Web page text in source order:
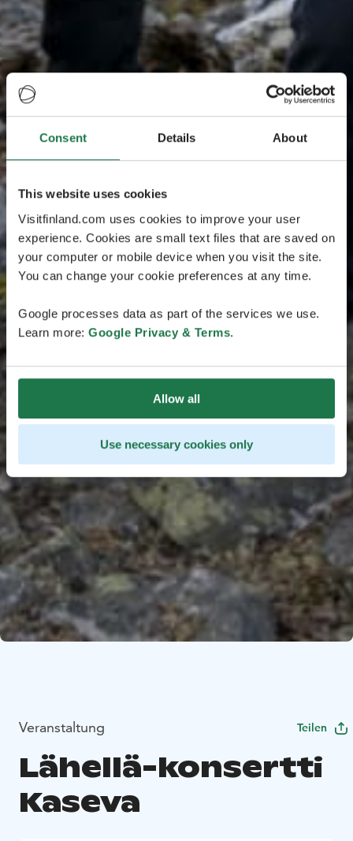
Consent Details About
This website uses cookies
Visitfinland.com uses cookies to improve your user
experience. Cookies are small text files that are saved on
your computer or mobile device when you visit the site.
You can change your cookie preferences at any time.
Google processes data as part of the services we use.
Learn more: Google Privacy & Terms.
Allow all
Use necessary cookies only
Veranstaltung Teilen
Lähellä-konsertti
Kaseva